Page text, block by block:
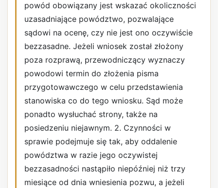
powód obowiązany jest wskazać okoliczności
uzasadniające powództwo, pozwalające
sądowi na ocenę, czy nie jest ono oczywiście
bezzasadne. Jeżeli wniosek został złożony
poza rozprawą, przewodniczący wyznaczy
powodowi termin do złożenia pisma
przygotowawczego w celu przedstawienia
stanowiska co do tego wniosku. Sąd może
ponadto wysłuchać strony, także na
posiedzeniu niejawnym. 2. Czynności w
sprawie podejmuje się tak, aby oddalenie
powództwa w razie jego oczywistej
bezzasadności nastąpiło niepóźniej niż trzy
miesiące od dnia wniesienia pozwu, a jeżeli